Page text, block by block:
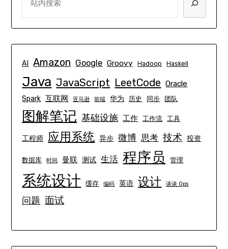
AI Amazon Google Groovy Hadoop Haskell
Java JavaScript LeetCode Oracle
Spark 互联网 亚马逊 前端 华为 历史 同步 团队
图解笔记 基础设施 工作 工作流 工具
工程师 应用系统 异步 微博 思考 技术 投资
数据库 时间 曼联 测试 生活 程序员 管理
系统设计 缓存 编码 英语 设计 谈谈 Ops
问题 面试